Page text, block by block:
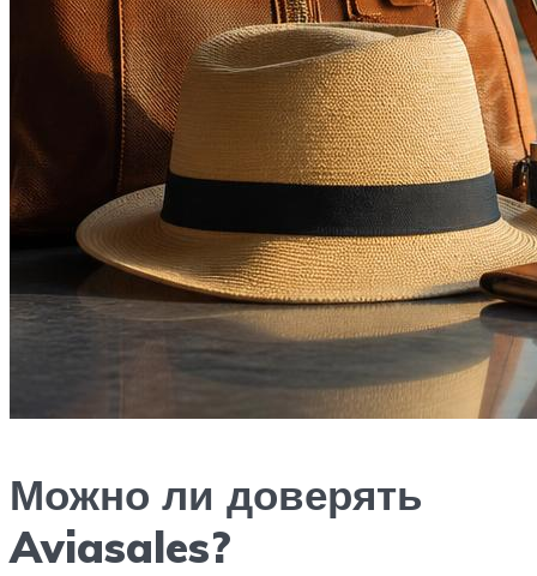
Можно ли доверять
Aviasales?